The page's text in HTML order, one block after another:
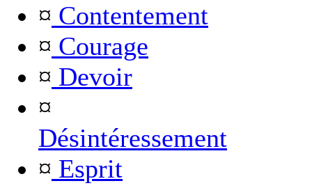
¤ Contentement
¤ Courage
¤ Devoir
¤
Désintéressement
¤ Esprit